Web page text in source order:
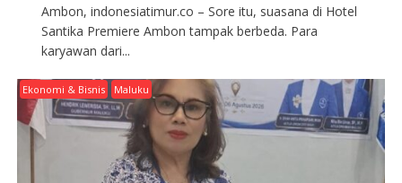
Ambon, indonesiatimur.co – Sore itu, suasana di Hotel
Santika Premiere Ambon tampak berbeda. Para
karyawan dari...
Ekonomi & Bisnis Maluku